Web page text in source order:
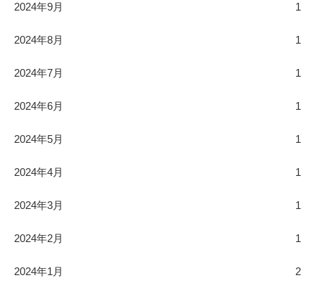
2024年9月 1
2024年8月 1
2024年7月 1
2024年6月 1
2024年5月 1
2024年4月 1
2024年3月 1
2024年2月 1
2024年1月 2